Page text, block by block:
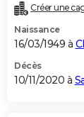
Créer une
Naissance
16/03/1949 à
Décès
10/11/2020 à